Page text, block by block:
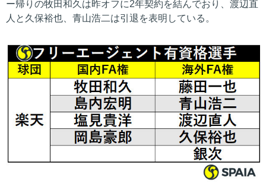
ー帰りの牧田和久は昨オフに2年契約を結んでおり、渡辺直
人と久保裕也、青山浩二は引退を表明している。